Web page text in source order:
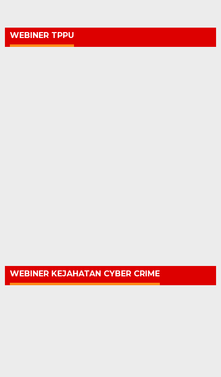
WEBINER TPPU
WEBINER KEJAHATAN CYBER CRIME